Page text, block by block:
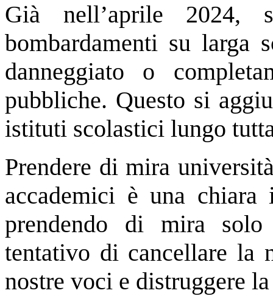
Già nell’aprile 2024,
bombardamenti su larga
danneggiato o
pubbliche. Questo si
istituti scolastici lungo
Prendere di mira
accademici è una chiara
prendendo di mira
tentativo di cancellare la
nostre voci e distruggere